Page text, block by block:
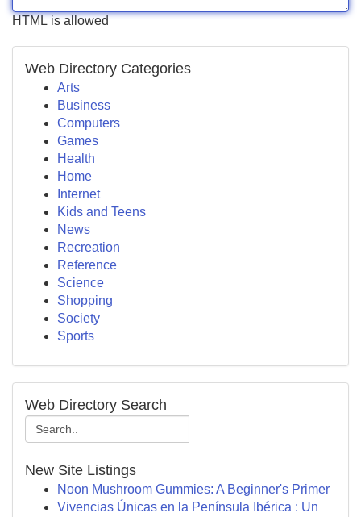
HTML is allowed
Web Directory Categories
Arts
Business
Computers
Games
Health
Home
Internet
Kids and Teens
News
Recreation
Reference
Science
Shopping
Society
Sports
Web Directory Search
New Site Listings
Noon Mushroom Gummies: A Beginner's Primer
Vivencias Únicas en la Península Ibérica : Un